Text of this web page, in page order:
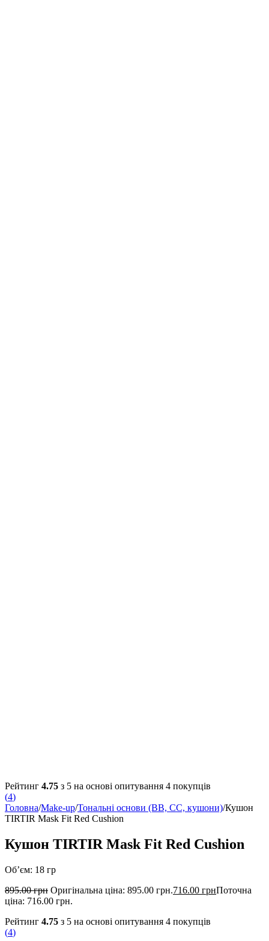
Рейтинг 4.75 з 5 на основі опитування 4 покупців
(4)
Головна/Make-up/Тональні основи (BB, CC, кушони)/Кушон
TIRTIR Mask Fit Red Cushion
Кушон TIRTIR Mask Fit Red Cushion
Об’єм: 18 гр
895.00грн Оригінальна ціна: 895.00 грн.716.00 грнПоточна
ціна: 716.00 грн.
Рейтинг 4.75 з 5 на основі опитування 4 покупців
(4)